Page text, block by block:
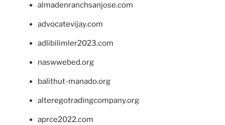
almadenranchsanjose.com
advocatevijay.com
adlibilimler2023.com
naswwebed.org
balithut-manado.org
alteregotradingcompany.org
aprce2022.com